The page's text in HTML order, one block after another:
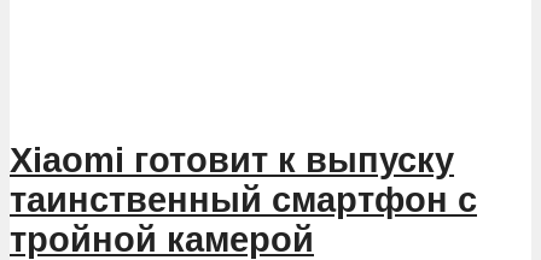
Xiaomi готовит к выпуску
таинственный смартфон с
тройной камерой